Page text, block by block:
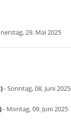
29. Mai 2025
- Sonntag, 08. Juni 2025
- Montag, 09. Juni 2025